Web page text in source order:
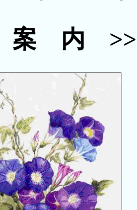
案 内 >>